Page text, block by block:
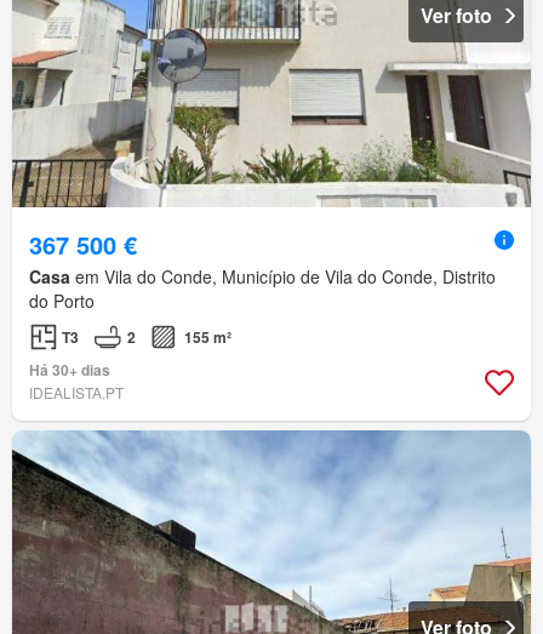
Ver foto
367 500 €
Casa em Vila do Conde, Município de Vila do Conde, Distrito
do Porto
T3 2
155 m²
Há 30+ dias
IDEALISTA.PT
Ver foto